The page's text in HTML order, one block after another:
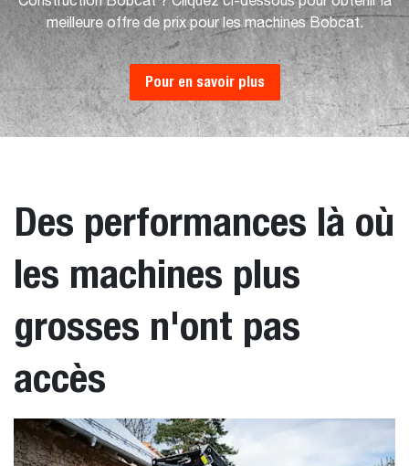
meilleure offre de prix pour les machines Bobcat.
Pour en savoir plus
Des performances là où
les machines plus
grosses n'ont pas
accès